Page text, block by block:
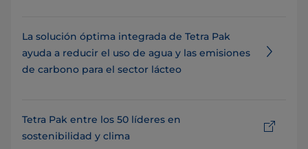
La solución óptima integrada de Tetra Pak
ayuda a reducir el uso de agua y las emisiones
de carbono para el sector lácteo
Tetra Pak entre los 50 líderes en
sostenibilidad y clima